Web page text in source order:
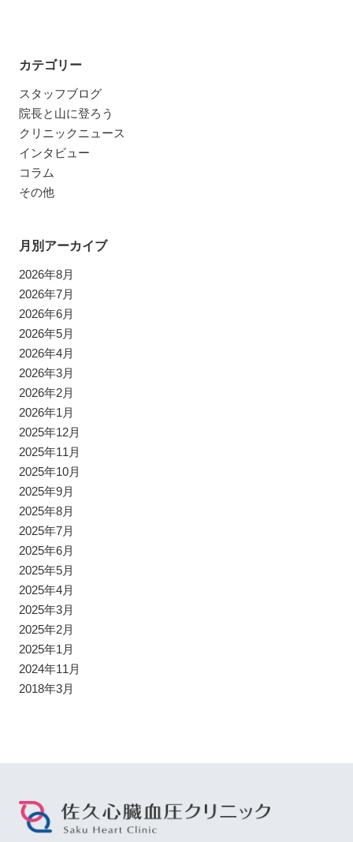
カテゴリー
スタッフブログ
院長と山に登ろう
クリニックニュース
インタビュー
コラム
その他
月別アーカイブ
2026年8月
2026年7月
2026年6月
2026年5月
2026年4月
2026年3月
2026年2月
2026年1月
2025年12月
2025年11月
2025年10月
2025年9月
2025年8月
2025年7月
2025年6月
2025年5月
2025年4月
2025年3月
2025年2月
2025年1月
2024年11月
2018年3月